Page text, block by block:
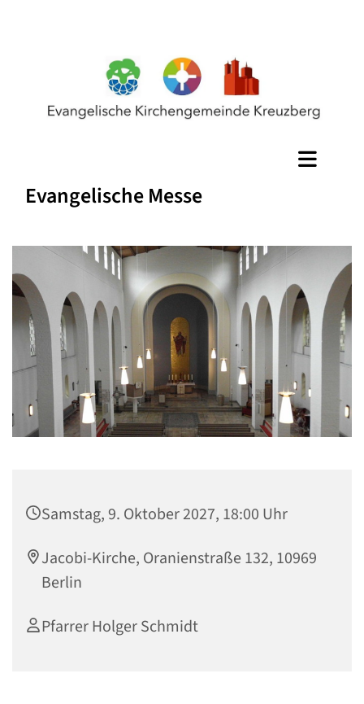
Evangelische Messe
Samstag, 9. Oktober 2027, 18:00 Uhr
Jacobi-Kirche, Oranienstraße 132, 10969
Berlin
Pfarrer Holger Schmidt